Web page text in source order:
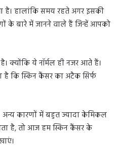
हालांकि समय रहते अगर इसकी
के बारे में जानने वाले हैं जिन्हें आपको
क्योंकि ये नॉर्मल ही नजर आते हैं।
कि स्किन कैंसर का अटैक सिर्फ
अन्य कारणों में बहुत ज्यादा केमिकल
है, तो आज हम स्किन कैंसर के